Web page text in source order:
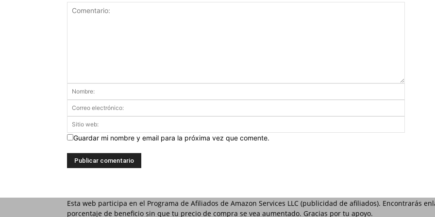
Guardar mi nombre y email para la próxima vez que comente.
Esta web participa en el Programa de Afiliados de Amazon Services LLC (publicidad de afiliados). Encontrarás
porcentaje de beneficio sin que tu precio de compra se vea aumentado. Gracias por tu apoyo.